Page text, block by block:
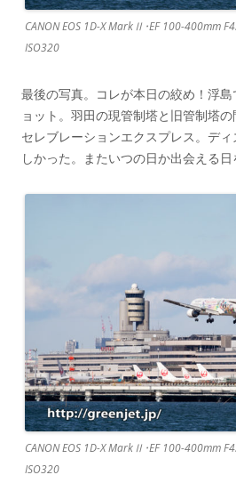
CANON EOS 1D-X MarkⅡ･EF 100-400mm
ISO320
最後の写真。コレが本日の絞め！浮
ョット。羽田の現管制塔と旧管制塔
セレブレーションエクスプレス。デ
しかった。またいつの日か出会える日
CANON EOS 1D-X MarkⅡ･EF 100-400mm
ISO320